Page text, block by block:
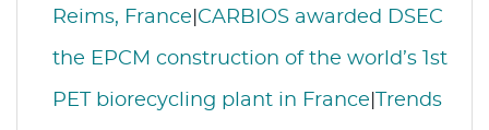
Reims, France CARBIOS awarded DSEC
the EPCM construction of the world’s 1st
PET biorecycling plant in France Trends